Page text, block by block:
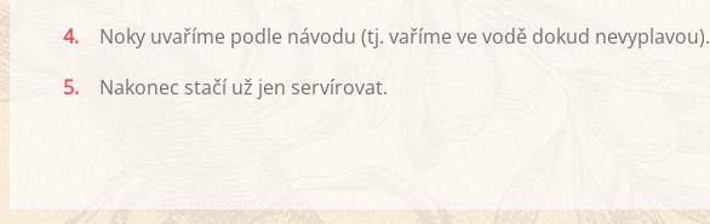
4.
Noky uvaříme podle návodu (tj. vaříme ve vodě dokud nevyplavou).
5.
Nakonec stačí už jen servírovat.